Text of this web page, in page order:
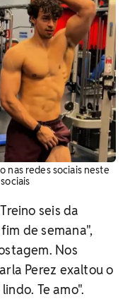
nas redes sociais neste
seis da
de semana",
Nos
Perez exaltou o
Te amo".